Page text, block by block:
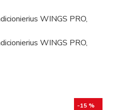
-15 %